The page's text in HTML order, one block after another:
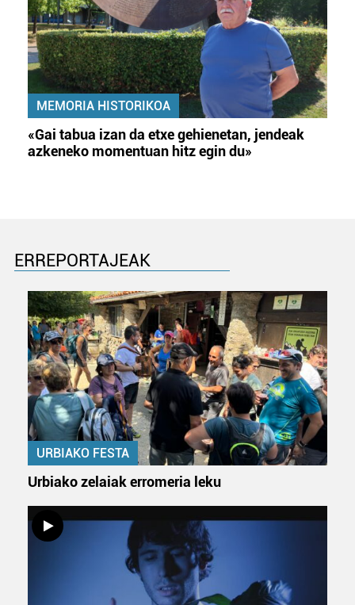
MEMORIA HISTORIKOA
«Gai tabua izan da etxe gehienetan, jendeak
azkeneko momentuan hitz egin du»
ERREPORTAJEAK
URBIAKO FESTA
Urbiako zelaiak erromeria leku